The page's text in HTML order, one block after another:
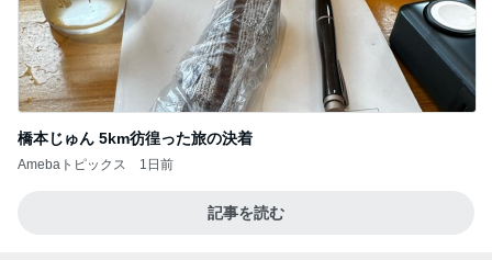
橋本じゅん 5km彷徨った旅の決着
Amebaトピックス 1日前
記事を読む